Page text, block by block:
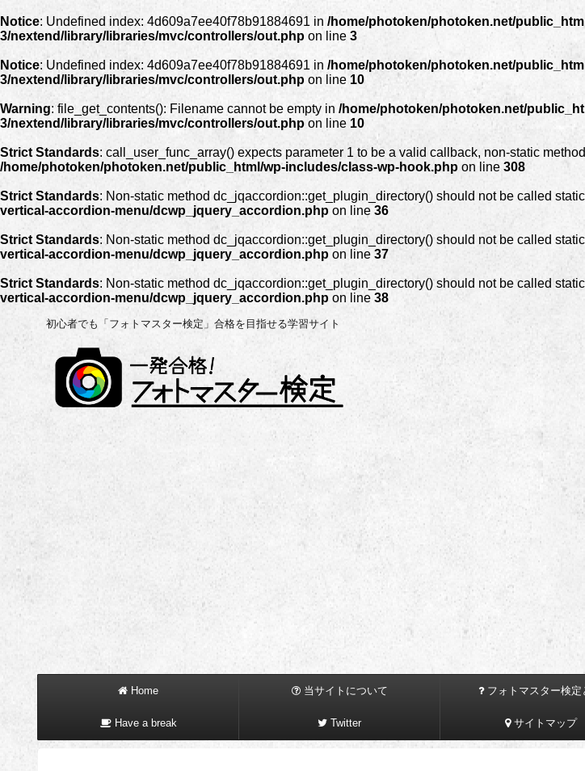
Notice: Undefined index: 4d609a7ee40f78b91884691 in /home/photoken/photoken.net/
3/nextend/library/libraries/mvc/controllers/out.php on line 3
Notice: Undefined index: 4d609a7ee40f78b91884691 in /home/photoken/photoken.net/
3/nextend/library/libraries/mvc/controllers/out.php on line 10
Warning: file_get_contents(): Filename cannot be empty in /home/photoken/photoken.net/
3/nextend/library/libraries/mvc/controllers/out.php on line 10
Strict Standards: call_user_func_array() expects parameter 1 to be a valid callback, non-static
/home/photoken/photoken.net/public_html/wp-includes/class-wp-hook.php on line 308
Strict Standards: Non-static method dc_jqaccordion::get_plugin_directory() should not be called
vertical-accordion-menu/dcwp_jquery_accordion.php on line 36
Strict Standards: Non-static method dc_jqaccordion::get_plugin_directory() should not be called
vertical-accordion-menu/dcwp_jquery_accordion.php on line 37
Strict Standards: Non-static method dc_jqaccordion::get_plugin_directory() should not be called
vertical-accordion-menu/dcwp_jquery_accordion.php on line 38
初心者でも「フォトマスター検定」合格を目指せる学習サイト
Home 当サイトについて フォトマスター検定
Have a break Twitter サイトマップ